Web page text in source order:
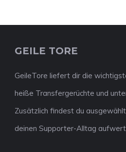
GEILE TORE
GeileTore liefert dir die
heiße Transfergerüchte und
Zusätzlich findest du
deinen Supporter-Alltag